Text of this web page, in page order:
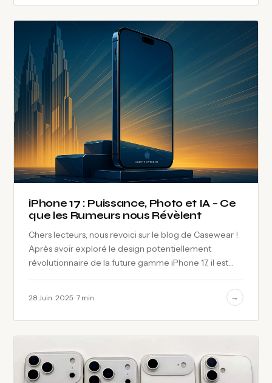
iPhone 17 : Puissance, Photo et IA – Ce
que les Rumeurs nous Révèlent
Chers lecteurs, nous revoici sur le blog de Casewear !
Après avoir exploré le design potentiellement
révolutionnaire de la future gamme iPhone 17, il est
28 Juin. 2025 · 7 min →